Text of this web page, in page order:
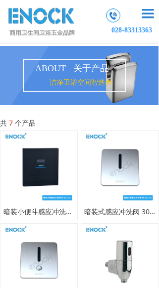
끀
商用卫生间卫浴五金品牌 028-83313363
ABOUT 关于产品
洁净卫浴空间智造者
共 7 个产品
暗装小便斗感应冲洗阀 钢化玻璃面板 LED 数显小便感应器 暗装式感应冲洗阀 304 不锈钢嵌入式小便感应器